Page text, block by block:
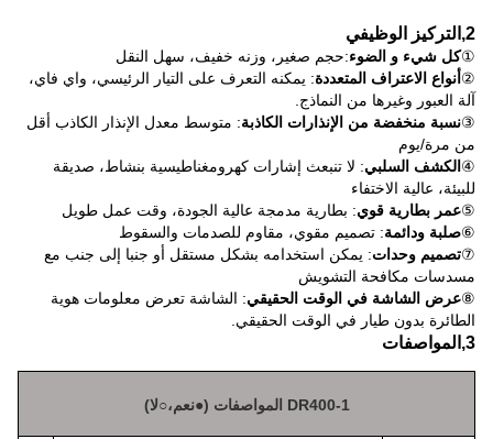
2
,التركيز الوظيفي
①كل شيء و الضوء:حجم صغير، وزنه خفيف، سهل النقل
②أنواع الاعتراف المتعددة: يمكنه التعرف على التيار الرئيسي، واي فاي،
آلة العبور وغيرها من النماذج.
③نسبة منخفضة من الإنذارات الكاذبة: متوسط معدل الإنذار الكاذب أقل
من مرة/يوم
④الكشف السلبي: لا تنبعث إشارات كهرومغناطيسية بنشاط، صديقة
للبيئة، عالية الاختفاء
⑤عمر بطارية قوي: بطارية مدمجة عالية الجودة، وقت عمل طويل
⑥صلبة ودائمة: تصميم مقوي، مقاوم للصدمات والسقوط
⑦تصميم وحدات: يمكن استخدامه بشكل مستقل أو جنبا إلى جنب مع
مسدسات مكافحة التشويش
⑧عرض الشاشة في الوقت الحقيقي: الشاشة تعرض معلومات هوية
الطائرة بدون طيار في الوقت الحقيقي.
3
,المواصفات
DR400-1 المواصفات ( ●نعم،○لا)